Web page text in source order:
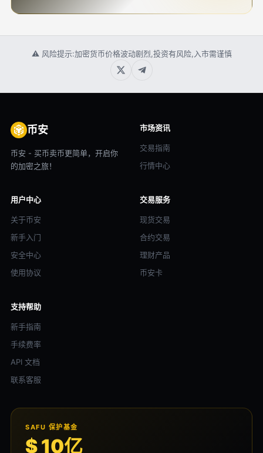
⚠ 风险提示:加密货币价格波动剧烈,投资有风险,入市需谨慎
币安
币安 - 买币卖币更简单，开启你
的加密之旅！
市场资讯
交易指南
行情中心
用户中心
关于币安
新手入门
安全中心
使用协议
交易服务
现货交易
合约交易
理财产品
币安卡
支持帮助
新手指南
手续费率
API 文档
联系客服
SAFU 保护基金
$ 10亿